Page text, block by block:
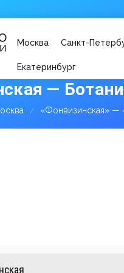
Москва Санкт-
Екатеринбург
—
«Фонвизинская» —